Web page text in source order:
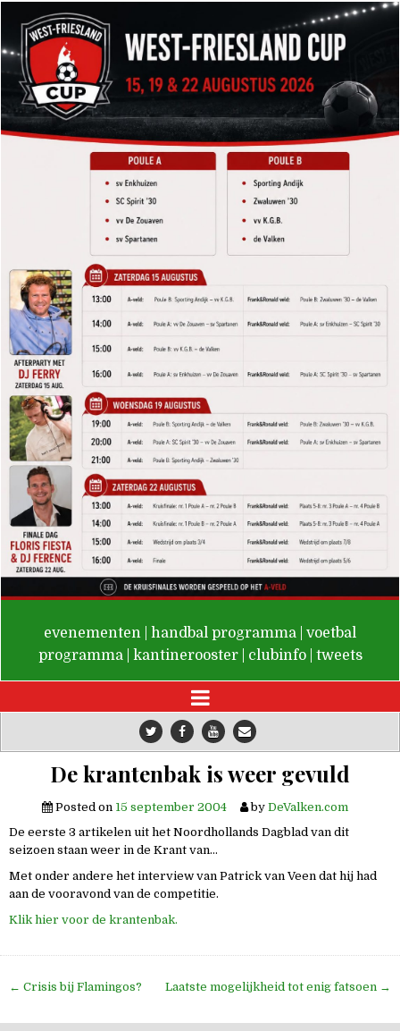
De Valken
evenementen handbal programma
voetbal
programma
kantinerooster clubinfo tweets
De krantenbak is weer gevuld
Posted on 15 september 2004 by DeValken.com
De eerste 3 artikelen uit het Noordhollands Dagblad van dit
seizoen staan weer in de Krant van…
Met onder andere het interview van Patrick van Veen dat hij had
aan de vooravond van de competitie.
Klik hier voor de krantenbak.
Bericht
← Crisis bij Flamingos? Laatste mogelijkheid tot enig fatsoen →